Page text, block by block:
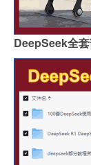
DeepSeek全